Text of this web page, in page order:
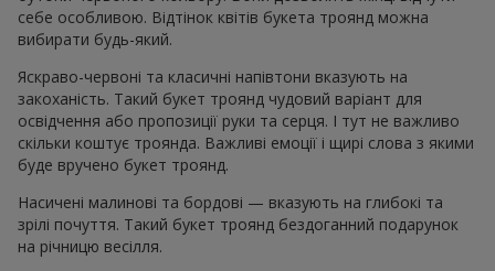
себе особливою. Відтінок квітів букета троянд можна
вибирати будь-який.
Яскраво-червоні та класичні напівтони вказують на
закоханість. Такий букет троянд чудовий варіант для
освідчення або пропозиції руки та серця. І тут не важливо
скільки коштує троянда. Важливі емоції і щирі слова з якими
буде вручено букет троянд.
Насичені малинові та бордові — вказують на глибокі та
зрілі почуття. Такий букет троянд бездоганний подарунок
на річницю весілля.